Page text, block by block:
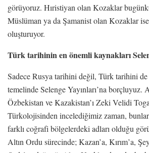
görüyoruz. Hıristiyan olan Kozaklar
Müslüman ya da Şamanist olan Kozaklar
oluşturuyor.
Türk tarihinin en önemli kaynakları
Sadece Rusya tarihini değil, Türk tarihini
temelinde Selenge Yayınları’na borçluyuz.
Özbekistan ve Kazakistan’ı Zeki Velidi
Türkolojisinden incelediğimiz zaman,
farklı coğrafi bölgelerdeki adları olduğu
Altın Ordu sürecinde; Kazan’a, Kırım’a,